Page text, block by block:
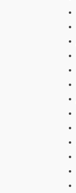
•
•
•
•
•
•
•
•
•
•
•
•
•